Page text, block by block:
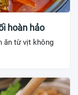
hoàn hảo
ăn từ vịt không